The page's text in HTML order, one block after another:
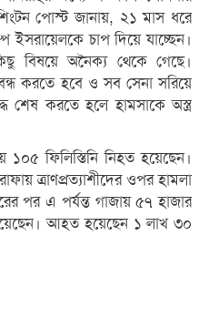
পোস্ট জানায়, ২১ মাস ধরে
ইসরায়েলকে চাপ দিয়ে যাচ্ছেন।
বিষয়ে অনৈক্য থেকে গেছে।
করতে হবে ও সব সেনা সরিয়ে
শেষ করতে হলে হামসাকে অস্ত্র
ফিলিস্তিনি নিহত হয়েছেন।
ত্রাণপ্রত্যাশীদের ওপর হামলা
পর এ পর্যন্ত গাজায় ৫৭ হাজার
আহত হয়েছেন ১ লাখ ৩০